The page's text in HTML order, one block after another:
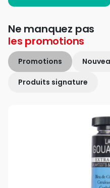
Ne manquez pas
les promotions
Promotions
Produits signature